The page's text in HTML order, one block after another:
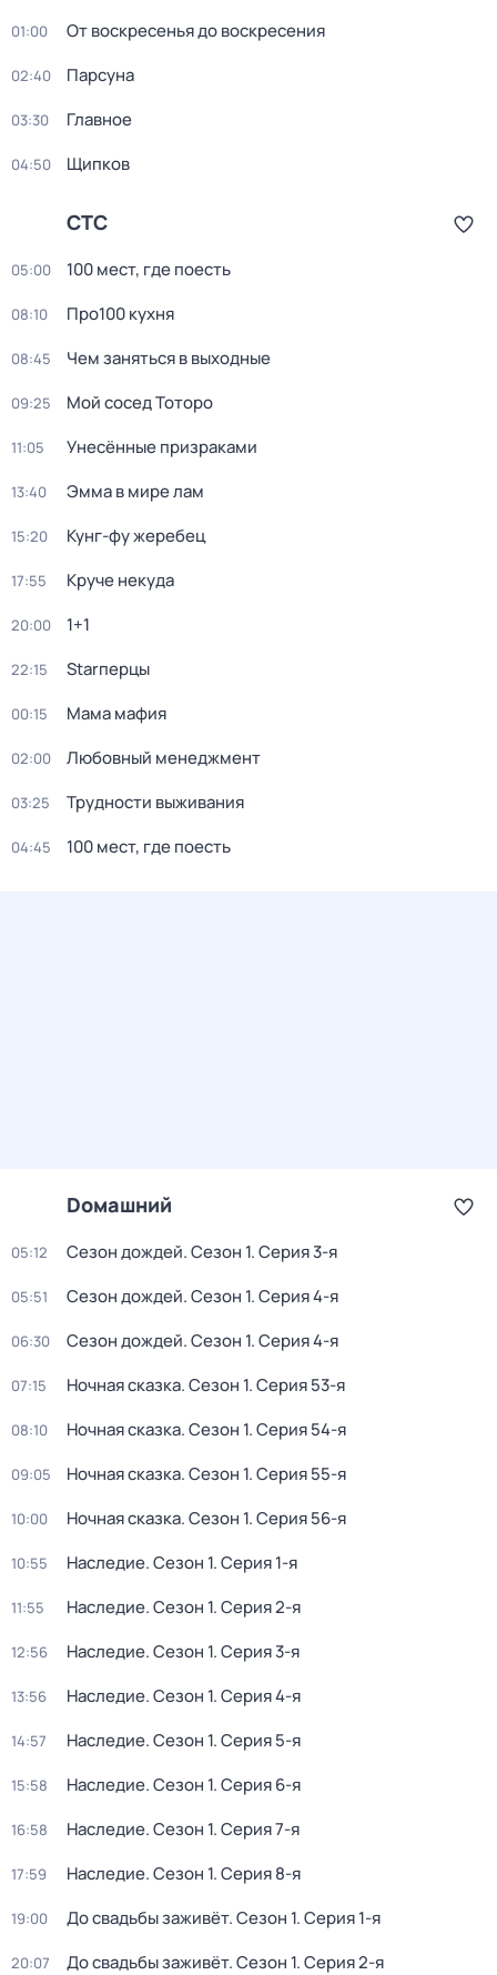
01:00 От воскресенья до воскресения
02:40 Парсуна
03:30 Главное
04:50 Щипков
СТС
05:00 100 мест, гдe поеcть
08:10 Про100 кухня
08:45 Чем заняться в выходные
09:25 Мой сосед Тоторо
11:05 Унесённые призраками
13:40 Эмма в мире лам
15:20 Кунг-фу жеребец
17:55 Круче некуда
20:00 1+1
22:15 Starперцы
00:15 Мама мафия
02:00 Любовный менеджмент
03:25 Трудности выживания
04:45 100 мест, где поесть
Dомашний
05:12 Сезон дождей. Сезон 1. Серия 3-я
05:51 Сезон дождей. Сезон 1. Серия 4-я
06:30 Сезон дождей. Сезон 1. Серия 4-я
07:15 Ночная сказка. Сезон 1. Серия 53-я
08:10 Ночная сказка. Сезон 1. Серия 54-я
09:05 Ночная сказка. Сезон 1. Серия 55-я
10:00 Ночная сказка. Сезон 1. Серия 56-я
10:55 Наследие. Сезон 1. Серия 1-я
11:55 Наследие. Сезон 1. Серия 2-я
12:56 Наследие. Сезон 1. Серия 3-я
13:56 Наследие. Сезон 1. Серия 4-я
14:57 Наследие. Сезон 1. Серия 5-я
15:58 Наследие. Сезон 1. Серия 6-я
16:58 Наследие. Сезон 1. Серия 7-я
17:59 Наследие. Сезон 1. Серия 8-я
19:00 До свадьбы заживёт. Сезон 1. Серия 1-я
20:07 До свадьбы заживёт. Сезон 1. Серия 2-я